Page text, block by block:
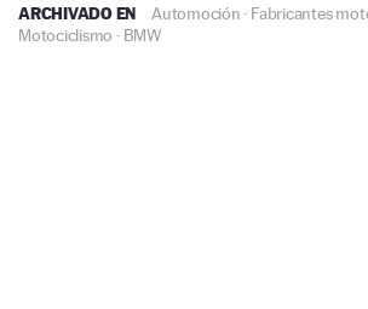
ARCHIVADO EN Automoción · Fabricantes
Motociclismo · BMW